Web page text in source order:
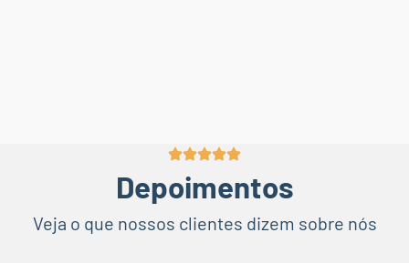
Depoimentos
Veja o que nossos clientes dizem sobre nós